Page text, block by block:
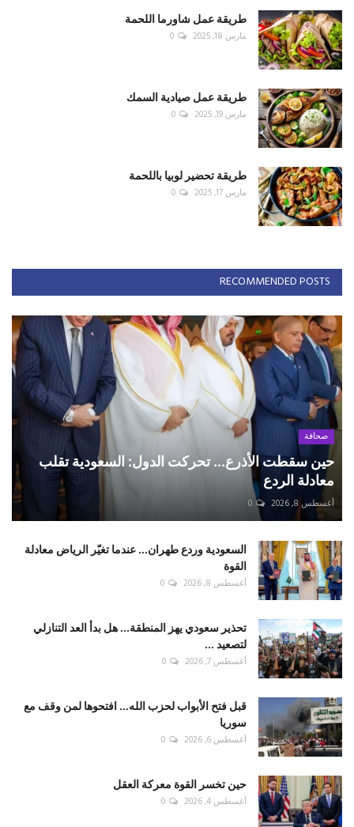
طريقة عمل شاورما اللحمة
مارس 18, 2025 0
طريقة عمل صيادية السمك
مارس 19, 2025 0
طريقة تحضير لوبيا باللحمة
مارس 17, 2025 0
RECOMMENDED POSTS
صحافة
حين سقطت الأذرع... تحركت الدول: السعودية تقلب
معادلة الردع
أغسطس 8, 2026 0
السعودية وردع طهران... عندما تغيّر الرياض معادلة
القوة
أغسطس 8, 2026 0
تحذير سعودي يهز المنطقة... هل بدأ العد التنازلي
لتصعيد ...
أغسطس 7, 2026 0
قبل فتح الأبواب لحزب الله... افتحوها لمن وقف مع
سوريا
أغسطس 6, 2026 0
حين تخسر القوة معركة العقل
أغسطس 4, 2026 0